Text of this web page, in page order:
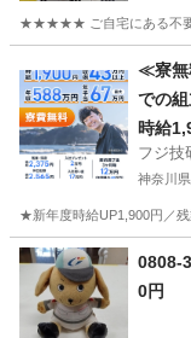
★★★★★ ご自宅にある不要品
お
≪寮無
での
時給
フジ技
神奈川
★新年度時給UP1,900円／
神奈川 藤沢市 0808-
0円